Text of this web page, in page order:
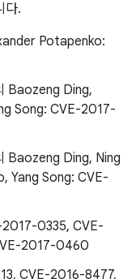
다.
Potapenko:
Baozeng Ding,
Song: CVE-2017-
Baozeng Ding, Ning
Yang Song: CVE-
2017-0335, CVE-
2017-0460
CVE-2016-8477,